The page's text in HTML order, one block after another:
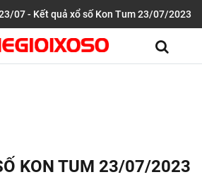
07 - Kết quả xổ số Kon Tum 23/07/2023
KON TUM 23/07/2023